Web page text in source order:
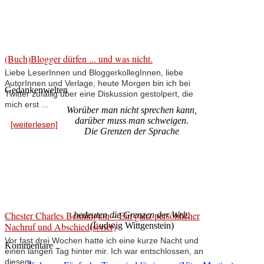
(Buch)Blogger dürfen ... und was nicht.
Liebe LeserInnen und BloggerkollegInnen, liebe
AutorInnen und Verlage, heute Morgen bin ich bei
Twitter zufällig über eine Diskussion gestolpert, die
mich erst ...
[weiterlesen]
Chester Charles Bennington – Ein ganz persönlicher
Nachruf und Abschied(sbrief)
Vor fast drei Wochen hatte ich eine kurze Nacht und
einen langen Tag hinter mir. Ich war entschlossen, an
diesem ...
Gedankenwelten
Worüber man nicht sprechen kann,
darüber muss man schweigen.
Die Grenzen der Sprache
bedeuten die Grenzen der Welt.
(Ludwig Wittgenstein)
Kommentare